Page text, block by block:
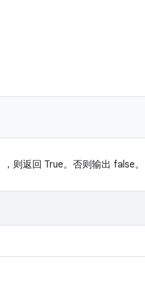
则返回 True。否则输出 false。